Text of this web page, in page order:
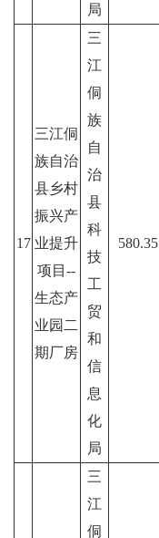
局
17
三江侗
族自治
县乡村
振兴产
业提升
项目--
生态产
业园二
期厂房
三
江
侗
族
自
治
县
科
技
工
贸
和
信
息
化
局
580.35
三
江
侗